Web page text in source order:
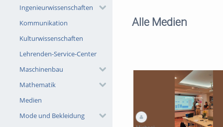
Ingenieurwissenschaften
Kommunikation
Kulturwissenschaften
Lehrenden-Service-Center
Maschinenbau
Mathematik
Medien
Mode und Bekleidung
Alle Medien